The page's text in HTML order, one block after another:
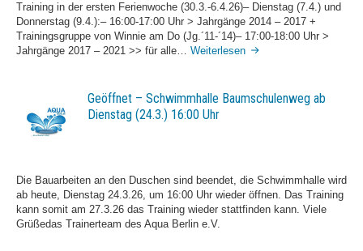
Training in der ersten Ferienwoche (30.3.-6.4.26)– Dienstag (7.4.) und
Donnerstag (9.4.):– 16:00-17:00 Uhr > Jahrgänge 2014 – 2017 +
Trainingsgruppe von Winnie am Do (Jg.´11-´14)– 17:00-18:00 Uhr >
Jahrgänge 2017 – 2021 >> für alle… Weiterlesen Training
Osterferien
Geöffnet – Schwimmhalle Baumschulenweg ab
Dienstag (24.3.) 16:00 Uhr
Die Bauarbeiten an den Duschen sind beendet, die Schwimmhalle wird
ab heute, Dienstag 24.3.26, um 16:00 Uhr wieder öffnen. Das Training
kann somit am 27.3.26 das Training wieder stattfinden kann. Viele
Grüßedas Trainerteam des Aqua Berlin e.V.